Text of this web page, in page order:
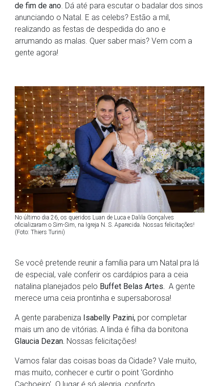
de fim de ano . Dá até para escutar o badalar dos sinos
anunciando o Natal. E as celebs? Estão a mil,
realizando as festas de despedida do ano e
arrumando as malas. Quer saber mais? Vem com a
gente agora!
No último dia 26, os queridos Luan de Luca e Dalila Gonçalves
oficializaram o Sim-Sim, na Igreja N. S. Aparecida. Nossas felicitações!
(Foto: Thiers Turini)
Se você pretende reunir a família para um Natal pra lá
de especial, vale conferir os cardápios para a ceia
natalina planejados pelo Buffet Belas Artes. A gente
merece uma ceia prontinha e supersaborosa!
A gente parabeniza Isabelly Pazini, por completar
mais um ano de vitórias. A linda é filha da bonitona
Glaucia Dezan. Nossas felicitações!
Vamos falar das coisas boas da Cidade? Vale muito,
mas muito, conhecer e curtir o point ‘Gordinho